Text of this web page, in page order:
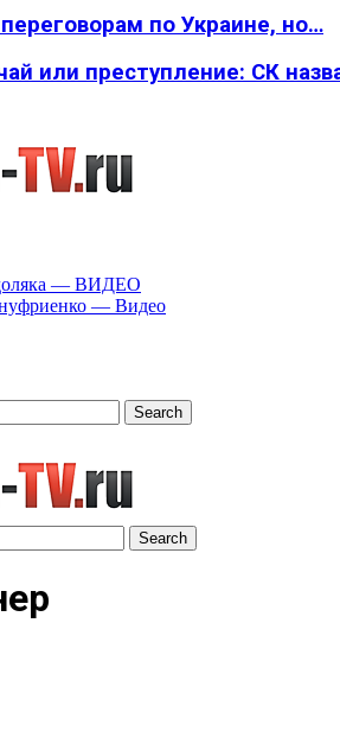
по Украине, но…
или преступление: СК
— ВИДЕО
— Видео
Search
Search